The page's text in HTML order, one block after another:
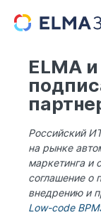
ELMA
Российский
на рынке
маркетинга и
соглашение о
внедрению и
Low-code